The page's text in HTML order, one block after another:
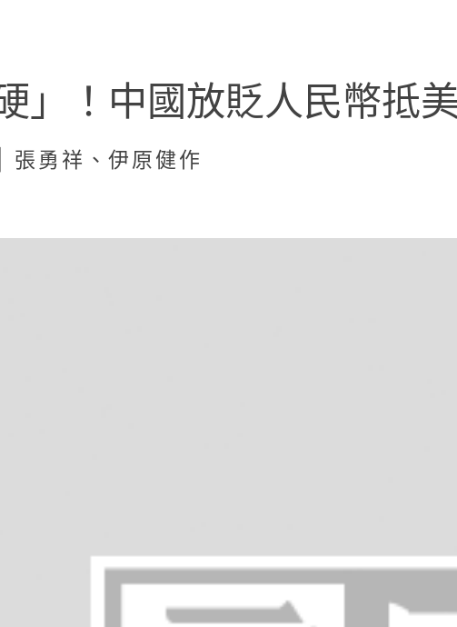
」！中國放貶人民幣抵
張勇祥、伊原健作